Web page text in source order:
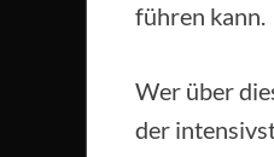
führen kann.
Wer über
der